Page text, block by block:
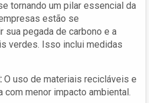
tornando um pilar essencial da
estão se
sua pegada de carbono e a
verdes. Isso inclui medidas
O uso de materiais recicláveis e
com menor impacto ambiental.